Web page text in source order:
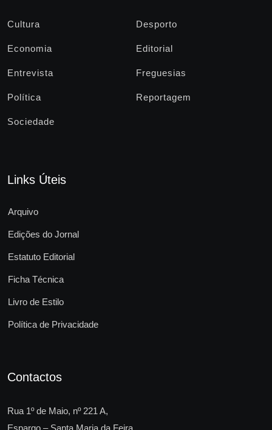
Cultura Desporto
Economia Editorial
Entrevista Freguesias
Política Reportagem
Sociedade
Links Úteis
Arquivo
Edições do Jornal
Estatuto Editorial
Ficha Técnica
Livro de Estilo
Política de Privacidade
Contactos
Rua 1º de Maio, nº 221 A,
Espargo – Santa Maria da Feira